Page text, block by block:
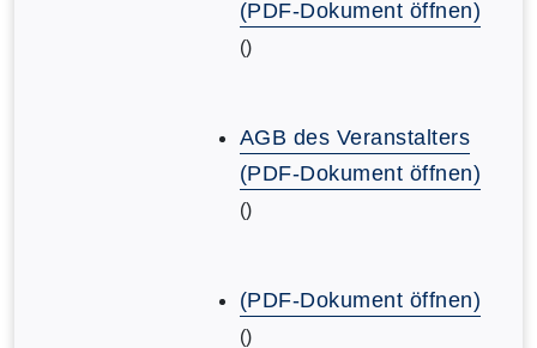
(PDF-Dokument öffnen)
()
AGB des Veranstalters
(PDF-Dokument öffnen)
()
(PDF-Dokument öffnen)
()